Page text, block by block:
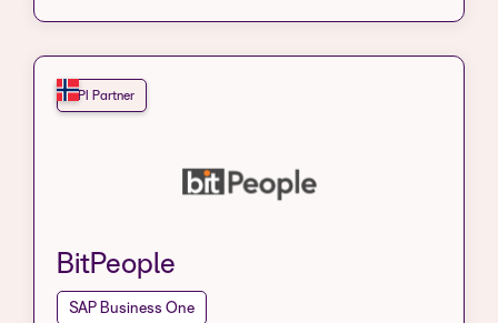
API Partner
BitPeople
SAP Business One